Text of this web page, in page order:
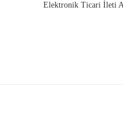
Elektronik Ticari İleti